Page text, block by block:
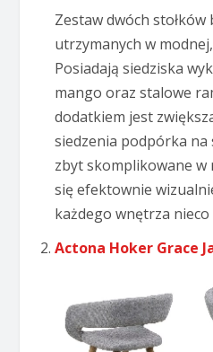
Zestaw dwóch stołków
utrzymanych w
Posiadają siedziska
mango oraz stalowe
dodatkiem jest
siedzenia podpórka na
zbyt skomplikowane w
się efektownie
każdego wnętrza
Actona Hoker Grace